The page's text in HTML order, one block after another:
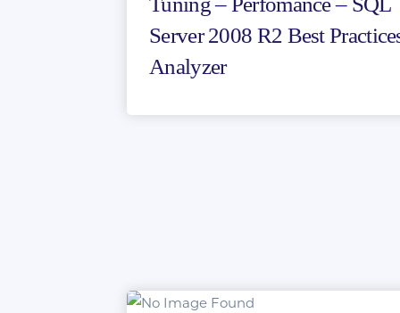
Server 2008 R2 Best
Analyzer